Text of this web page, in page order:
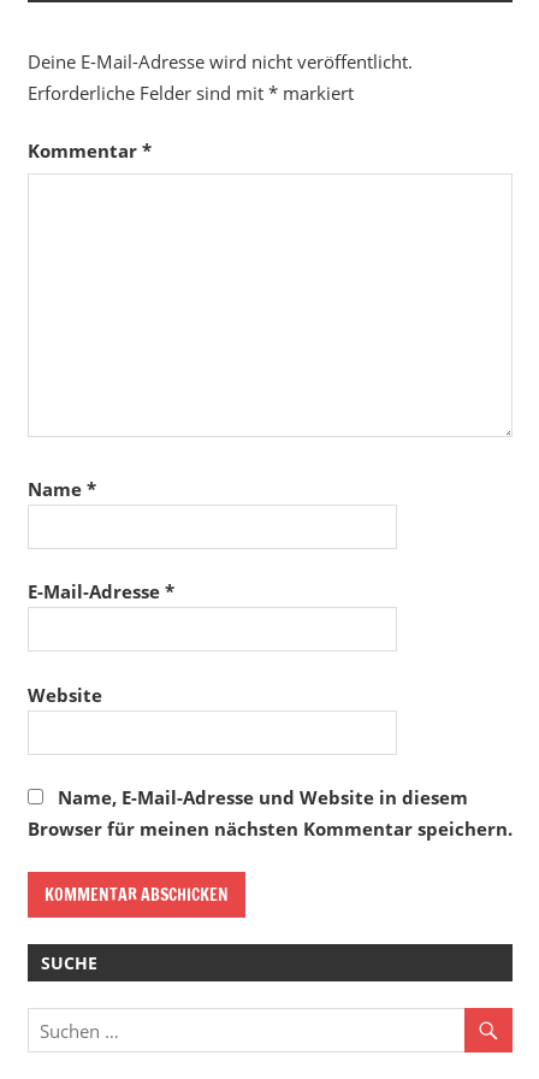
Deine E-Mail-Adresse wird nicht veröffentlicht.
Erforderliche Felder sind mit *markiert
Kommentar *
Name *
E-Mail-Adresse *
Website
Name, E-Mail-Adresse und Website in diesem
Browser für meinen nächsten Kommentar speichern.
SUCHE